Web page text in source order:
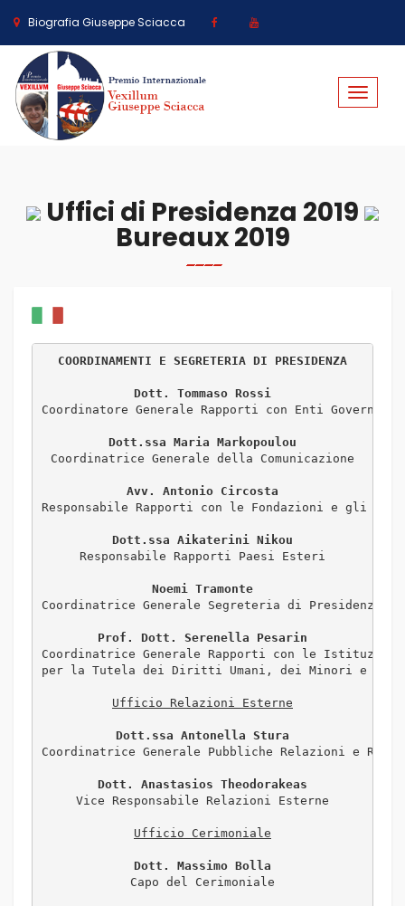
Biografia Giuseppe Sciacca
Toggle
Uffici di Presidenza 2019
Bureaux 2019
Dott. Tommaso Rossi
Coordinatore Generale Rapporti con Enti
Dott.ssa Maria Markopoulou
Coordinatrice Generale della Comunicazione
Avv. Antonio Circosta
Responsabile Rapporti con le Fondazioni e gli
Dott.ssa Aikaterini Nikou
Responsabile Rapporti Paesi Esteri
Noemi Tramonte
Coordinatrice Generale Segreteria di Presidenza
Prof. Dott. Serenella Pesarin
Coordinatrice Generale Rapporti con le
per la Tutela dei Diritti Umani, dei Minori e dei
Dott.ssa Antonella Stura
Coordinatrice Generale Pubbliche Relazioni e
Dott. Anastasios Theodorakeas
Vice Responsabile Relazioni Esterne
Dott. Massimo Bolla
Capo del Cerimoniale